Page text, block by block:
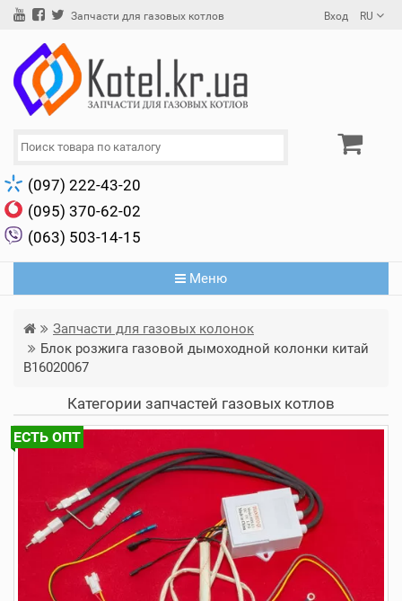
Запчасти для газовых котлов Вход RU
(097) 222-43-20
(095) 370-62-02
(063) 503-14-15
Меню
Запчасти для газовых колонок
Блок розжига газовой дымоходной колонки китай
B16020067
Категории запчастей газовых котлов
ЕСТЬ ОПТ